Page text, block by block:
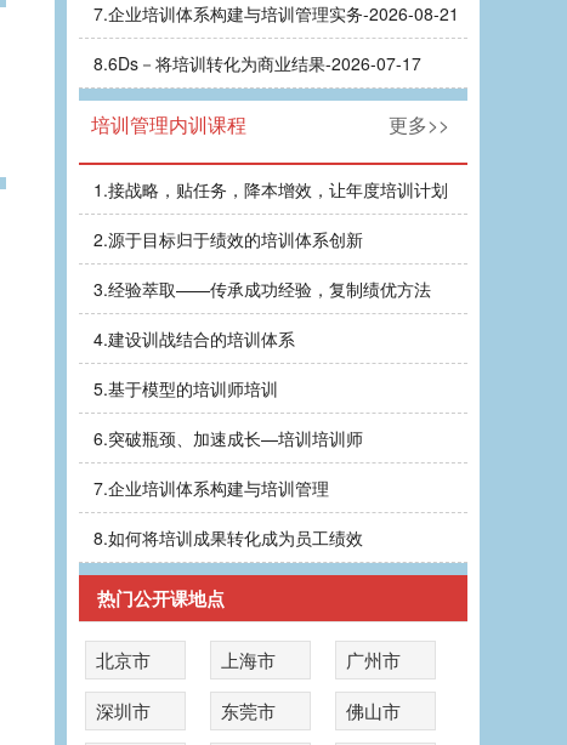
7.企业培训体系构建与培训管理实务-2026-08-21
8.6Ds－将培训转化为商业结果-2026-07-17
培训管理内训课程 更多>>
1.接战略，贴任务，降本增效，让年度培训计划
2.源于目标归于绩效的培训体系创新
3.经验萃取——传承成功经验，复制绩优方法
4.建设训战结合的培训体系
5.基于模型的培训师培训
6.突破瓶颈、加速成长—培训培训师
7.企业培训体系构建与培训管理
8.如何将培训成果转化成为员工绩效
热门公开课地点
北京市 上海市
广州市
深圳市
东莞市 佛山市